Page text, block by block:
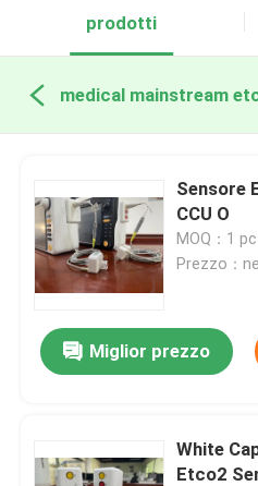
prodotti
Sensore
CCU O
MOQ：1 pc
Prezzo：
Miglior prezzo
White
Etco2